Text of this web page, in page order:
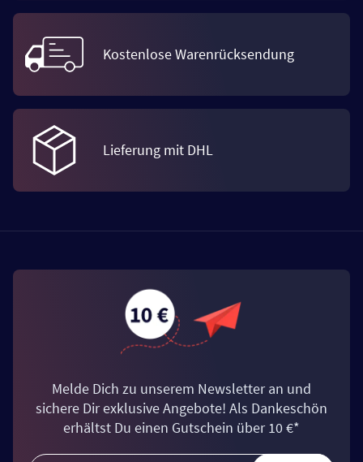
Kostenlose Warenrücksendung
Lieferung mit DHL
Melde Dich zu unserem Newsletter an und
sichere Dir exklusive Angebote! Als Dankeschön
erhältst Du einen Gutschein über 10 €*